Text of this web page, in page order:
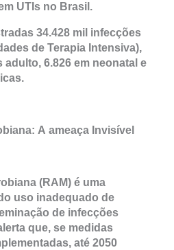
UTIs no Brasil.
34.428 mil infecções
de Terapia Intensiva),
adulto, 6.826 em neonatal e
A ameaça Invisível
(RAM) é uma
uso inadequado de
de infecções
que, se medidas
até 2050